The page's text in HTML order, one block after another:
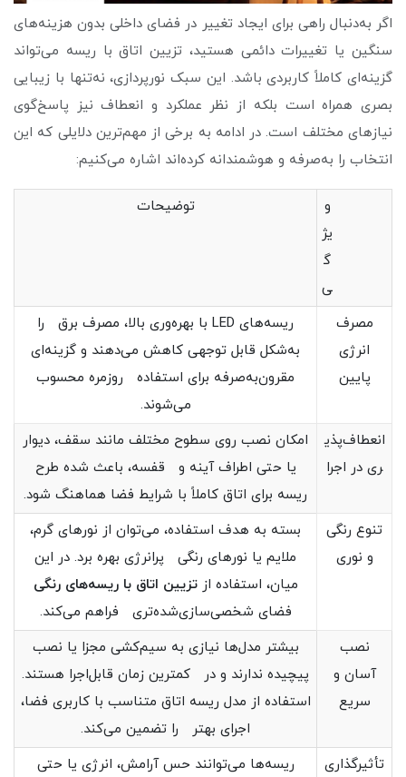
اگر به‌دنبال راهی برای ایجاد تغییر در فضای داخلی بدون هزینه‌های
سنگین یا تغییرات دائمی هستید، تزیین اتاق با ریسه می‌تواند
گزینه‌ای کاملاً کاربردی باشد. این سبک نورپردازی، نه‌تنها با زیبایی
بصری همراه است بلکه از نظر عملکرد و انعطاف نیز پاسخ‌گوی
نیازهای مختلف است. در ادامه به برخی از مهم‌ترین دلایلی که این
انتخاب را به‌صرفه و هوشمندانه کرده‌اند اشاره می‌کنیم:
و
یژ
گ
ی
توضیحات
مصرف
انرژی
پایین
ریسه‌های LED با بهره‌وری بالا، مصرف برق را
به‌شکل قابل توجهی کاهش می‌دهند و گزینه‌ای
مقرون‌به‌صرفه برای استفاده روزمره محسوب
می‌شوند.
انعطاف‌پذی
ری در اجرا
امکان نصب روی سطوح مختلف مانند سقف، دیوار
یا حتی اطراف آینه و قفسه، باعث شده طرح
ریسه برای اتاق کاملاً با شرایط فضا هماهنگ شود.
تنوع رنگی
و نوری
بسته به هدف استفاده، می‌توان از نورهای گرم،
ملایم یا نورهای رنگی پرانرژی بهره برد. در این
میان، استفاده ازتزیین اتاق با ریسه‌های رنگی
فضای شخصی‌سازی‌شده‌تری فراهم می‌کند.
نصب
آسان و
سریع
بیشتر مدل‌ها نیازی به سیم‌کشی مجزا یا نصب
پیچیده ندارند و در کمترین زمان قابل‌اجرا هستند.
استفاده از مدل ریسه اتاق متناسب با کاربری فضا،
اجرای بهتر را تضمین می‌کند.
تأثیرگذاری
ریسه‌ها می‌توانند حس آرامش، انرژی یا حتی